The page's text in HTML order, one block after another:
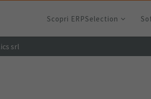
Scopri ERPSelection
srl